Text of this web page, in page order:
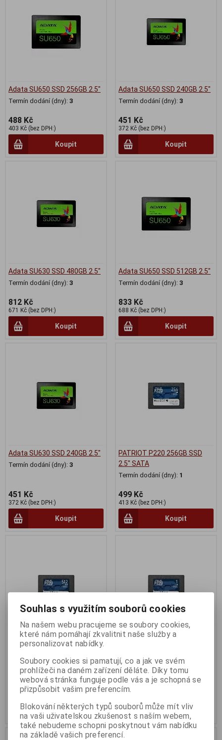
Adata SU650 SSD 256GB 2.5"
Termín dodání (dny): 3
488 Kč
403 Kč (bez DPH:)
Koupit
Adata SU650 SSD 240GB 2.5"
Termín dodání (dny): 3
451 Kč
372 Kč (bez DPH:)
Koupit
Adata SU630 SSD 480GB 2.5"
Termín dodání (dny): 3
812 Kč
671 Kč (bez DPH:)
Koupit
Adata SU650 SSD 512GB 2.5"
Termín dodání (dny): 3
833 Kč
688 Kč (bez DPH:)
Koupit
Adata SU630 SSD 240GB 2.5"
Termín dodání (dny): 3
451 Kč
372 Kč (bez DPH:)
Koupit
PATRIOT P220 256GB SSD
2.5" SATA
Termín dodání (dny): 1
499 Kč
413 Kč (bez DPH:)
Koupit
PATRIOT P220 512GB SSD
Termín dodání (dny): 3
844 Kč
697 Kč (bez DPH:)
Koupit
Termín dodání (dny): 3
1 467 Kč
Koupit
Souhlas s využitím souborů cookies
Na našem webu pracujeme se soubory cookies,
které nám pomáhají zkvalitnit naše služby a
personalizovat nabídky.
Soubory cookies si pamatují, co a jak ve svém
prohlížeči na daném zařízení děláte. Díky tomu
webová stránka funguje podle vás a je schopná se
přizpůsobit vašim preferencím.
Blokování některých typů souborů může mít vliv
na vaši uživatelskou zkušenost s naším webem,
také nebudeme schopni poskytnout vám nabídku
na základě vašich preferencí.